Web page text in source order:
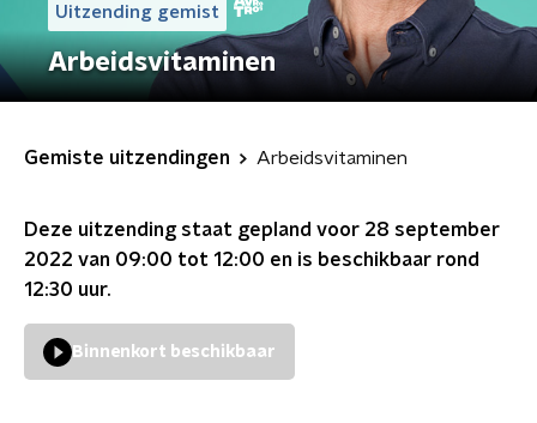
Uitzending gemist
Arbeidsvitaminen
Gemiste uitzendingen Arbeidsvitaminen
Deze uitzending staat gepland voor 28 september
2022 van 09:00 tot 12:00 en is beschikbaar rond
12:30 uur.
Binnenkort beschikbaar